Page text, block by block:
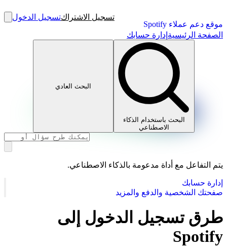
موقع دعم عملاء Spotify
تسجيل الاشتراكتسجيل الدخول
الصفحة الرئيسية إدارة حسابك
البحث باستخدام الذكاء
الاصطناعي
البحث العادي
يتم التفاعل مع أداة مدعومة بالذكاء الاصطناعي.
إدارة حسابك
صفحتك الشخصية والدفع والمزيد
طرق تسجيل الدخول إلى
Spotify